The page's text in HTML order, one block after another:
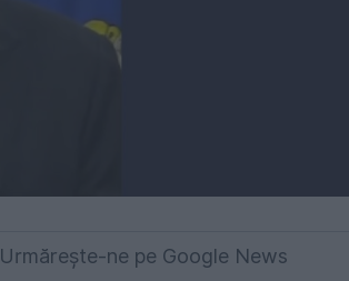
Urmărește-ne pe Google News